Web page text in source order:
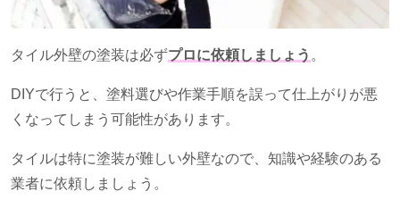
タイル外壁の塗装は必ずプロに依頼しましょう 。
DIYで行うと、塗料選びや作業手順を誤って仕上がりが悪
くなってしまう可能性があります。
タイルは特に塗装が難しい外壁なので、知識や経験のある
業者に依頼しましょう。